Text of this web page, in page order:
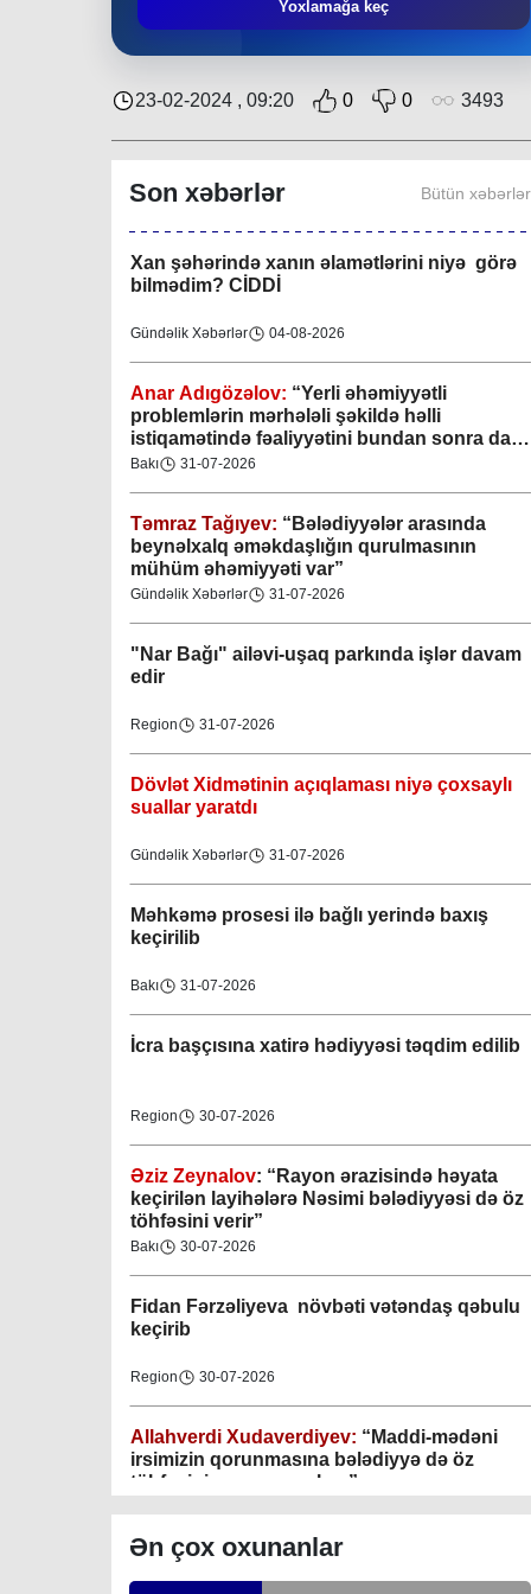
Yoxlamağa keç
23-02-2024 , 09:20 0 0 3493
Son xəbərlər Bütün xəbərlər
bundan sonra da sakinlərin sosial-rifah
Elmi-Praktik Məsələlər
Xan şəhərində xanın əlamətlərini niyə görə
bilmədim? CİDDİ
Gündəlik Xəbərlər 04-08-2026
Anar Adıgözəlov: “Yerli əhəmiyyətli
problemlərin mərhələli şəkildə həlli
istiqamətində fəaliyyətini bundan sonra da
davam etdirəcəkdir
Bakı 31-07-2026
Təmraz Tağıyev: “Bələdiyyələr arasında
beynəlxalq əməkdaşlığın qurulmasının
mühüm əhəmiyyəti var”
Gündəlik Xəbərlər 31-07-2026
"Nar Bağı" ailəvi-uşaq parkında işlər davam
edir
Region 31-07-2026
Dövlət Xidmətinin açıqlaması niyə çoxsaylı
suallar yaratdı
Gündəlik Xəbərlər 31-07-2026
Məhkəmə prosesi ilə bağlı yerində baxış
keçirilib
Bakı 31-07-2026
İcra başçısına xatirə hədiyyəsi təqdim edilib
Region 30-07-2026
Əziz Zeynalov: “Rayon ərazisində həyata
keçirilən layihələrə Nəsimi bələdiyyəsi də öz
töhfəsini verir”
Bakı 30-07-2026
Fidan Fərzəliyeva növbəti vətəndaş qəbulu
keçirib
Region 30-07-2026
Allahverdi Xudaverdiyev: “Maddi-mədəni
irsimizin qorunmasına bələdiyyə də öz
töhfəsini verməyə çalışır”
Tahir Məmmədovun sakinlərlə növbəti
səyyar görüşü keçirilib
Ən çox oxunanlar
Gəncə şəhəri Nizami bələdiyyəsi
08-04-2023
M.Ə.Rəsuzladə bələdiyyəsi
07-04-2023
Xətai bələdiyyəsi
Mingəçevir bələdiyyəsi
Nəsimi bələdiyyəsi